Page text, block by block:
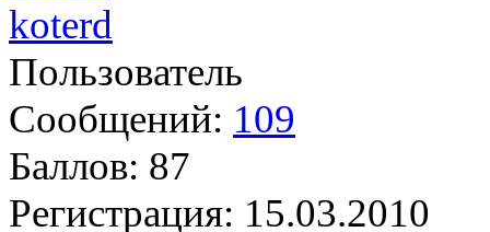
koterd
Пользователь
Сообщений: 109
Баллов: 87
Регистрация: 15.03.2010